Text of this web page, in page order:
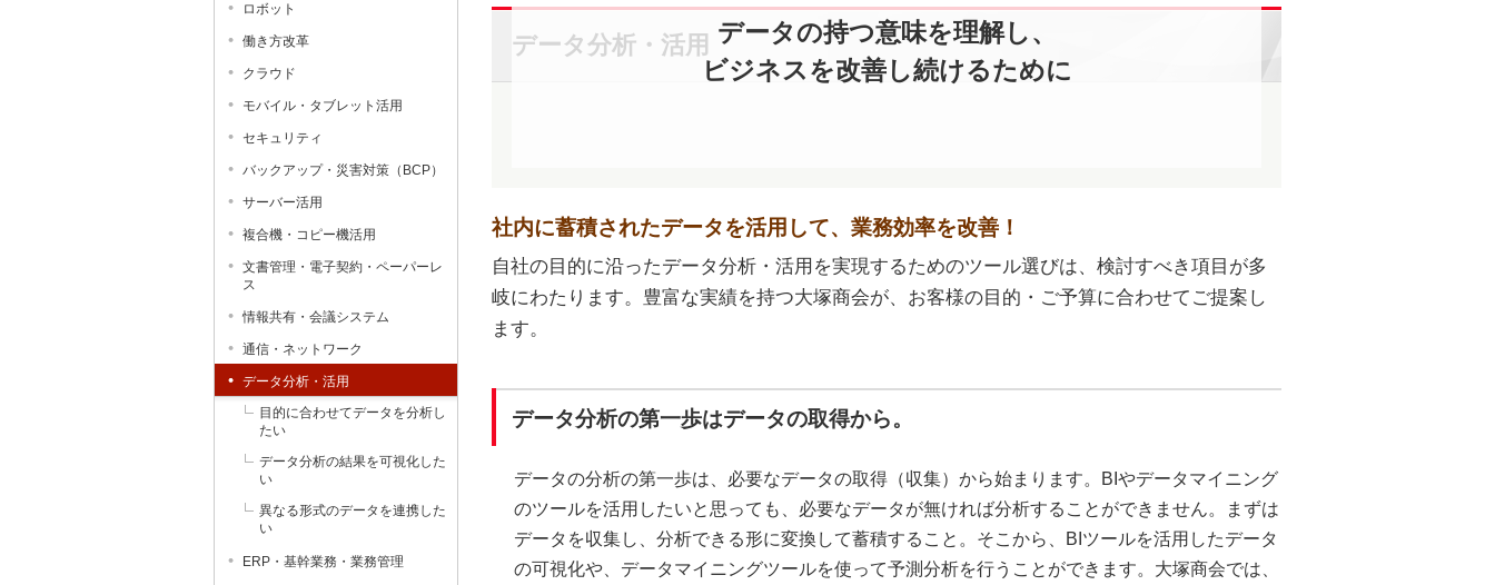
データ分析・活用 データの持つ意味を理解し、
ビジネスを改善し続けるために
社内に蓄積されたデータを活用して、業務効率を改善！
自社の目的に沿ったデータ分析・活用を実現するためのツール選びは、検討すべき項目が多
岐にわたります。豊富な実績を持つ大塚商会が、お客様の目的・ご予算に合わせてご提案し
ます。
データ分析の第一歩はデータの取得から。
データの分析の第一歩は、必要なデータの取得（収集）から始まります。BIやデータマイニング
のツールを活用したいと思っても、必要なデータが無ければ分析することができません。まずは
データを収集し、分析できる形に変換して蓄積すること。そこから、BIツールを活用したデータ
の可視化や、データマイニングツールを使って予測分析を行うことができます。大塚商会では、
ロボット
働き方改革
クラウド
モバイル・タブレット活用
セキュリティ
バックアップ・災害対策（BCP）
サーバー活用
複合機・コピー機活用
文書管理・電子契約・ペーパーレ
ス
情報共有・会議システム
通信・ネットワーク
データ分析・活用
目的に合わせてデータを分析し
たい
データ分析の結果を可視化した
い
異なる形式のデータを連携した
い
ERP・基幹業務・業務管理